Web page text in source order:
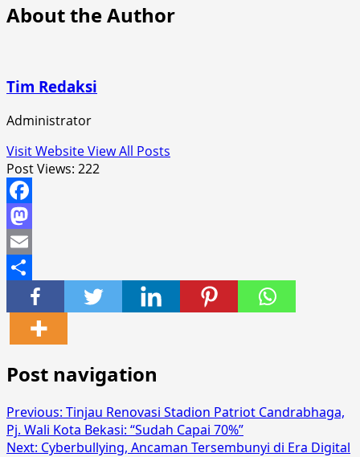
About the Author
Tim Redaksi
Administrator
Visit WebsiteView All Posts
Post Views: 222
Facebook
Mastodon
Email
Share
Post navigation
Previous: Tinjau Renovasi Stadion Patriot Candrabhaga,
Pj. Wali Kota Bekasi: “Sudah Capai 70%”
Next: Cyberbullying, Ancaman Tersembunyi di Era Digital